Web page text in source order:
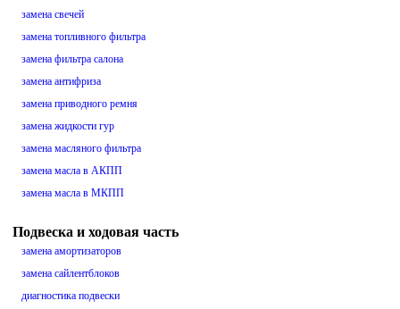
замена свечей
замена топливного фильтра
замена фильтра салона
замена антифриза
замена приводного ремня
замена жидкости гур
замена масляного фильтра
замена масла в АКПП
замена масла в МКПП
Подвеска и ходовая часть
замена амортизаторов
замена сайлентблоков
диагностика подвески